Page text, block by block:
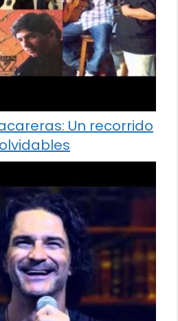
Un recorrido